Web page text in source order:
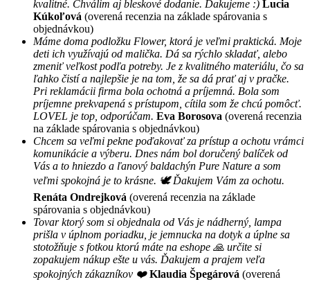
kvalitné. Chválim aj bleskové dodanie. Ďakujeme :) Lucia
Kúkoľová (overená recenzia na základe spárovania s
objednávkou)
Máme doma podložku Flower, ktorá je veľmi praktická. Moje
deti ich využívajú od malička. Dá sa rýchlo skladať, alebo
zmeniť veľkost podľa potreby. Je z kvalitného materiálu, čo sa
ľahko čistí a najlepšie je na tom, že sa dá prať aj v pračke.
Pri reklamácii firma bola ochotná a príjemná. Bola som
príjemne prekvapená s prístupom, cítila som že chcú pomôcť.
LOVEL je top, odporúčam. Eva Borosova (overená recenzia
na základe spárovania s objednávkou)
Chcem sa veľmi pekne poďakovať za prístup a ochotu vrámci
komunikácie a výberu. Dnes nám bol doručený balíček od
Vás a to hniezdo a ľanový baldachýn Pure Nature a som
veľmi spokojná je to krásne. 🕊 Ďakujem Vám za ochotu.
Renáta Ondrejková (overená recenzia na základe
spárovania s objednávkou)
Tovar ktorý som si objednala od Vás je nádherný, lampa
prišla v úplnom poriadku, je jemnucka na dotyk a úplne sa
stotožňuje s fotkou ktorú máte na eshope 🙏 určite si
zopakujem nákup ešte u vás. Ďakujem a prajem veľa
spokojných zákazníkov ❤️ Klaudia Špegárová (overená